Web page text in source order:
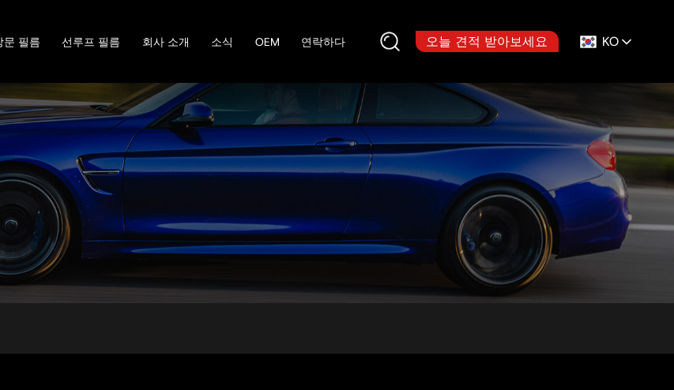
문 필름 선루프 필름 회사 소개 소식 OEM 연락하다 오늘 견적 받아보세요 KO